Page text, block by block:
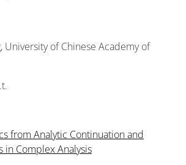
University of Chinese Academy of
from Analytic Continuation and
in Complex Analysis